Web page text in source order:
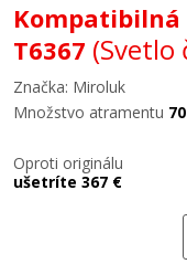
Kompatibilná
T6367 (Svetlo
Značka: Miroluk
Množstvo atramentu
Oproti originálu
ušetríte 367 €